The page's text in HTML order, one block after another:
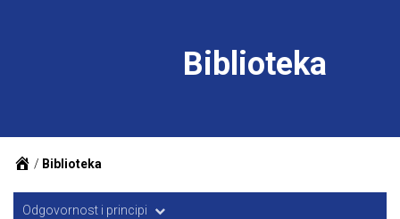
Biblioteka
/ Biblioteka
Odgovornost i principi